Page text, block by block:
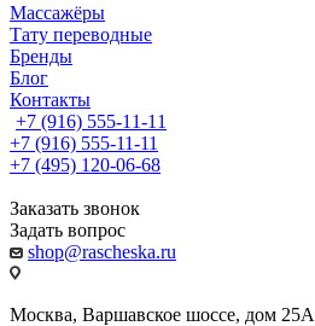
Массажёры
Тату переводные
Бренды
Блог
Контакты
+7 (916) 555-11-11
+7 (916) 555-11-11
+7 (495) 120-06-68
Заказать звонок
Задать вопрос
shop@rascheska.ru
Москва, Варшавское шоссе, дом